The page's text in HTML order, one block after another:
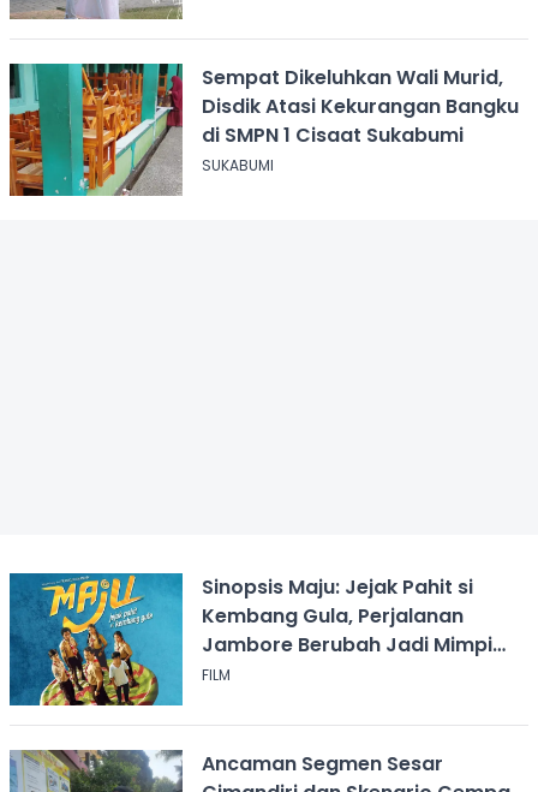
Sempat Dikeluhkan Wali Murid,
Disdik Atasi Kekurangan Bangku
di SMPN 1 Cisaat Sukabumi
SUKABUMI
Sinopsis Maju: Jejak Pahit si
Kembang Gula, Perjalanan
Jambore Berubah Jadi Mimpi
Buruk
FILM
Ancaman Segmen Sesar